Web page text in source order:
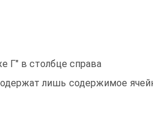
Г" в столбце справа
лишь содержимое